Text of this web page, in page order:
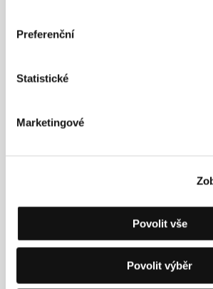
Preferenční
Statistické
Marketingové
Povolit vše
Povolit výběr
Ira Sachs
2014),Malí muži
Kontakty
29 rue Danielle Casanova, 75001,
Tel: +33 014 563 6660
E-mail:contact@sbs-distribution.fr